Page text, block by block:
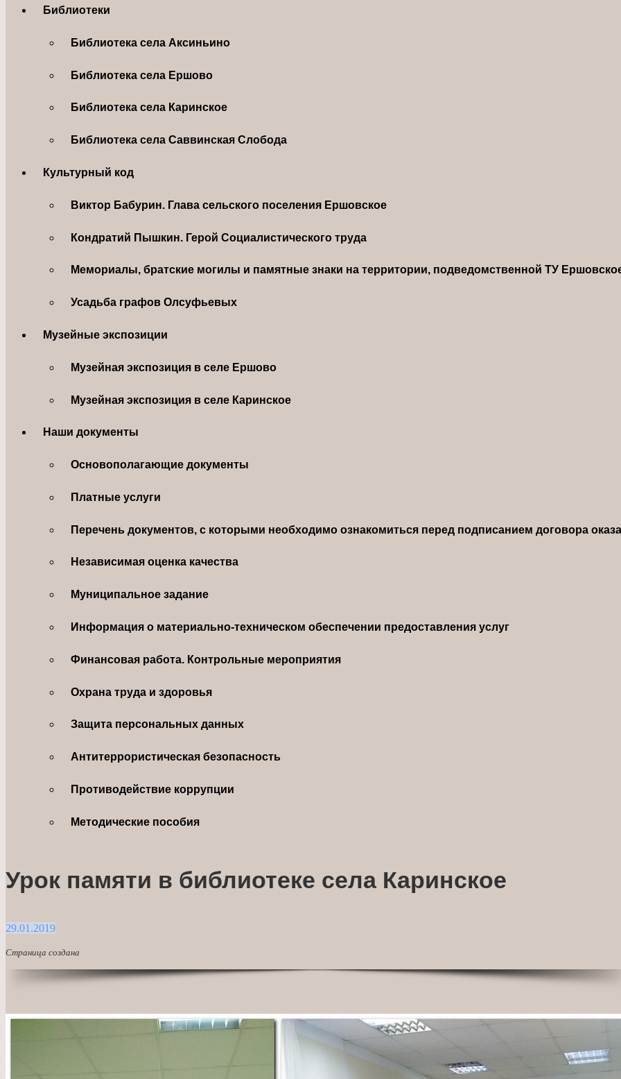
Библиотеки
Библиотека села Аксиньино
Библиотека села Ершово
Библиотека села Каринское
Библиотека села Саввинская Слобода
Культурный код
Виктор Бабурин. Глава сельского поселения Ершовское
Кондратий Пышкин. Герой Социалистического труда
Мемориалы, братские могилы и памятные знаки на территории, подведомственной ТУ
Усадьба графов Олсуфьевых
Музейные экспозиции
Музейная экспозиция в селе Ершово
Музейная экспозиция в селе Каринское
Наши документы
Основополагающие документы
Платные услуги
Перечень документов, с которыми необходимо ознакомиться перед подписанием договора
Независимая оценка качества
Муниципальное задание
Информация о материально-техническом обеспечении предоставления услуг
Финансовая работа. Контрольные мероприятия
Охрана труда и здоровья
Защита персональных данных
Антитеррористическая безопасность
Противодействие коррупции
Методические пособия
Урок памяти в библиотеке села Каринское
29.01.2019
Страница создана